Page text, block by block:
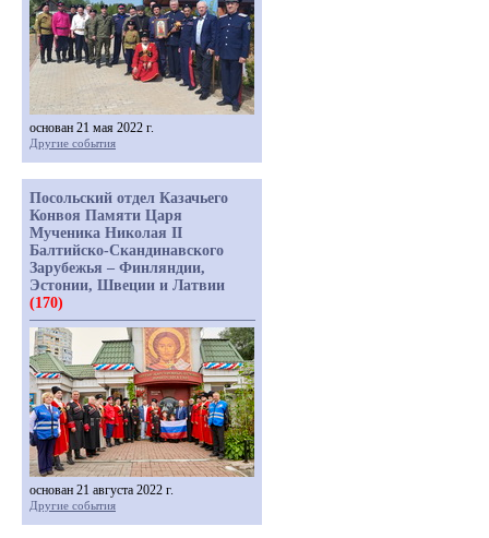
основан 21 мая 2022 г.
Другие события
Посольский отдел Казачьего
Конвоя Памяти Царя
Мученика Николая II
Балтийско-Скандинавского
Зарубежья – Финляндии,
Эстонии, Швеции и Латвии
(170)
основан 21 августа 2022 г.
Другие события